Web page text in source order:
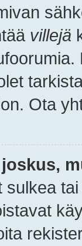
villejä
Ota
sulkea